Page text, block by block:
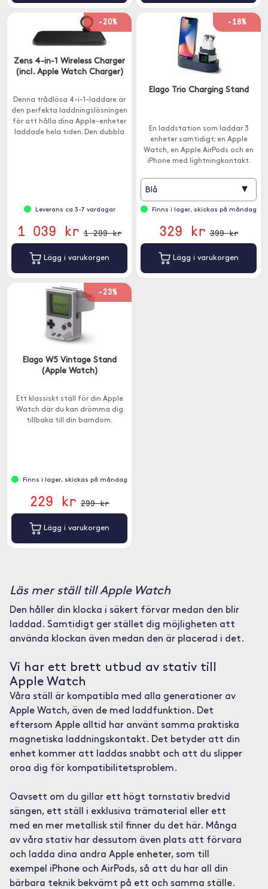
-20%
Zens 4-in-1 Wireless Charger
(incl. Apple Watch Charger)
Denna trådlösa 4-i-1-laddare är
den perfekta laddningslösningen
för att hålla dina Apple-enheter
laddade hela tiden. Den dubbla
Leverans ca 3-7 vardagar
1 039 kr 1 299 kr
Lägg i varukorgen
-18%
Elago Trio Charging Stand
En laddstation som laddar 3
enheter samtidigt; en Apple
Watch, en Apple AirPods och en
iPhone med lightningkontakt.
Blå ▾
Finns i lager, skickas på måndag
329 kr 399 kr
Lägg i varukorgen
-23%
Elago W5 Vintage Stand
(Apple Watch)
Ett klassiskt ställ för din Apple
Watch där du kan drömma dig
tillbaka till din barndom.
Finns i lager, skickas på måndag
229 kr 299 kr
Lägg i varukorgen
Läs mer ställ till Apple Watch
Den håller din klocka i säkert förvar medan den blir
laddad. Samtidigt ger stället dig möjligheten att
använda klockan även medan den är placerad i det.
Vi har ett brett utbud av stativ till
Apple Watch
Våra ställ är kompatibla med alla generationer av
Apple Watch, även de med laddfunktion. Det
eftersom Apple alltid har använt samma praktiska
magnetiska laddningskontakt. Det betyder att din
enhet kommer att laddas snabbt och att du slipper
oroa dig för kompatibilitetsproblem.
Oavsett om du gillar ett högt tornstativ bredvid
sängen, ett ställ i exklusiva trämaterial eller ett
med en mer metallisk stil finner du det här. Många
av våra stativ har dessutom även plats att förvara
och ladda dina andra Apple enheter, som till
exempel iPhone och AirPods, så att du har all din
bärbara teknik bekvämt på ett och samma ställe.